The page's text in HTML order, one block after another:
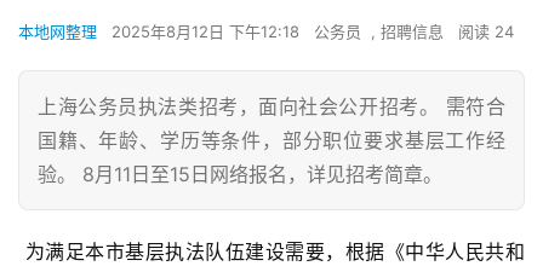
本地网整理 2025年8月12日 下午12:18 公务员 , 招聘信息 阅读 24
上海公务员执法类招考，面向社会公开招考。 需符合
国籍、年龄、学历等条件，部分职位要求基层工作经
验。 8月11日至15日网络报名，详见招考简章。
为满足本市基层执法队伍建设需要，根据《中华人民共和